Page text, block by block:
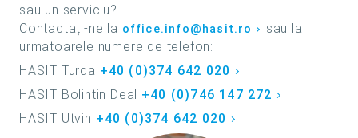
sau un serviciu?
Contactați-ne la office.info@hasit.ro
sau la
urmatoarele numere de telefon:
HASIT Turda +40 (0)374 642 020
HASIT Bolintin Deal +40 (0)746 147 272
HASIT Utvin +40 (0)374 642 020